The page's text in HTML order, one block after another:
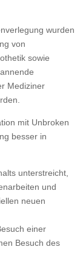
wurden
von
sowie
Mediziner
mit Unbroken
besser in
unterstreicht,
und
neuen
einer
Besuch des